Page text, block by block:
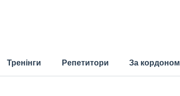
Тренінги Репетитори За кордоном